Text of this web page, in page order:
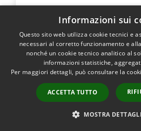
Ospedale M.O.
Generale
IndirizzoVia Groppino,
Ospedale M.O. Locatelli Piario
Informazioni sui
Questo sito web utilizza cookie tecnici e
necessari al corretto funzionamento e
nonché un cookie tecnico analitico al
informazioni statistiche,
Per maggiori dettagli, può consultare la
ACCETTA TUTTO
MOSTRA DETTAGLI